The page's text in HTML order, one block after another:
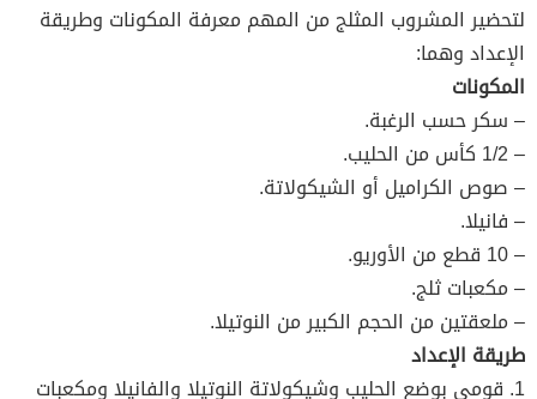
لتحضير المشروب المثلج من المهم معرفة المكونات وطريقة
الإعداد وهما:
المكونات
– سكر حسب الرغبة.
– 1/2 كأس من الحليب.
– صوص الكراميل أو الشيكولاتة.
– فانيلا.
– 10 قطع من الأوريو.
– مكعبات ثلج.
– ملعقتين من الحجم الكبير من النوتيلا.
طريقة الإعداد
1. قومي بوضع الحليب وشيكولاتة النوتيلا والفانيلا ومكعبات